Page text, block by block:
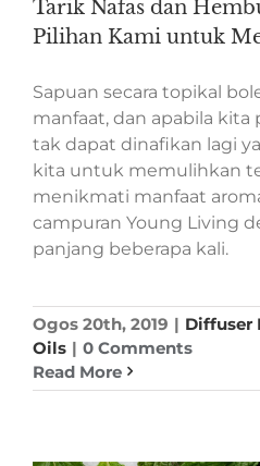
Tarik Nafas dan
Pilihan Kami untuk
Sapuan secara topikal
manfaat, dan apabila kita
tak dapat dinafikan lagi
kita untuk memulihkan
menikmati manfaat
campuran Young Living
panjang beberapa kali.
Ogos 20th, 2019 | Diffuser
Oils | 0 Comments
Read More